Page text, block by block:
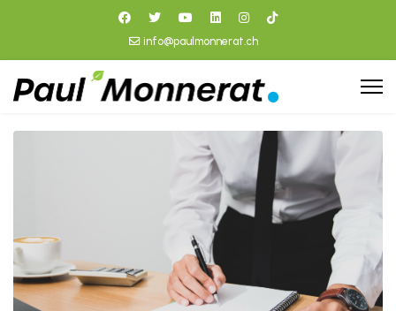
info@paulmonnerat.ch